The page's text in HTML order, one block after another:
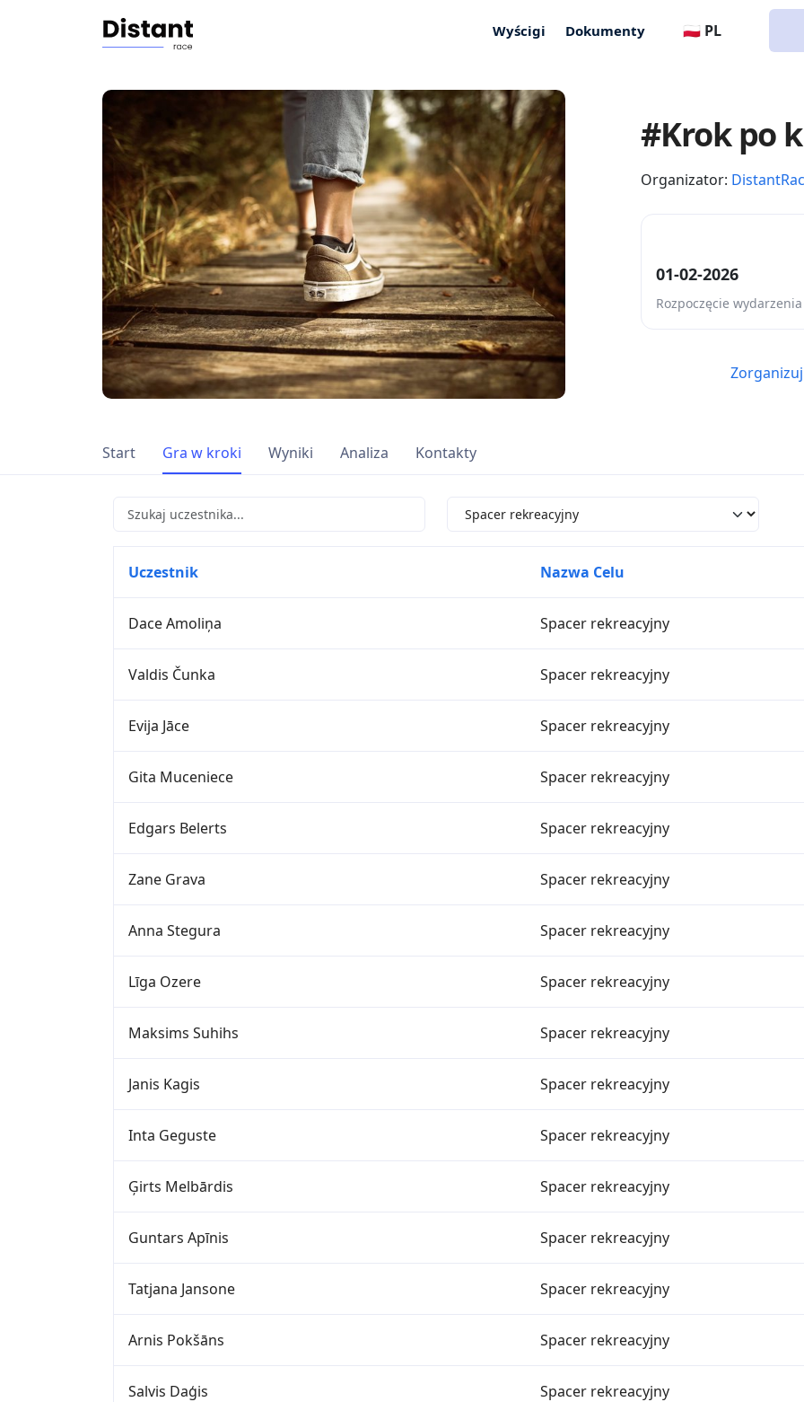
Wyścigi Dokumenty 🇵🇱 PL
#Krok po
Organizator:
01-02-2026
Rozpoczęcie wydarzenia
Start Gra w kroki Wyniki Analiza Kontakty
Uczestnik Nazwa Celu
Dace Amoliņa Spacer rekreacyjny
Valdis Čunka Spacer rekreacyjny
Evija Jāce Spacer rekreacyjny
Gita Muceniece Spacer rekreacyjny
Edgars Belerts Spacer rekreacyjny
Zane Grava Spacer rekreacyjny
Anna Stegura Spacer rekreacyjny
Līga Ozere Spacer rekreacyjny
Maksims Suhihs Spacer rekreacyjny
Janis Kagis Spacer rekreacyjny
Inta Geguste Spacer rekreacyjny
Ģirts Melbārdis Spacer rekreacyjny
Guntars Apīnis Spacer rekreacyjny
Tatjana Jansone Spacer rekreacyjny
Arnis Pokšāns Spacer rekreacyjny
Salvis Daģis Spacer rekreacyjny